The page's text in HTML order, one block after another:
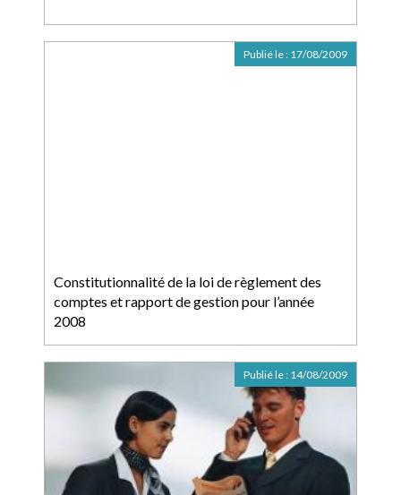
Constitutionnalité de la loi de règlement des
comptes et rapport de gestion pour l’année
2008
Publié le : 17/08/2009
Publié le : 14/08/2009